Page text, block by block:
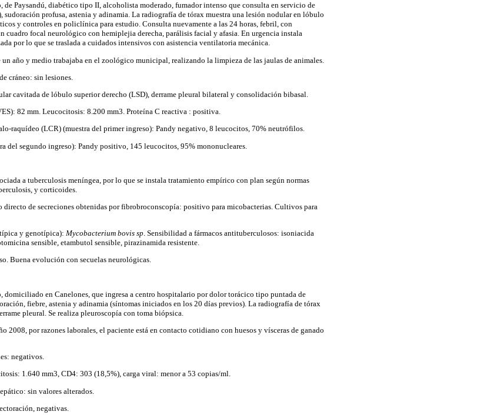
de Paysandú, diabético tipo II, alcoholista moderado, fumador intenso que consulta en servicio de
sudoración profusa, astenia y adinamia. La radiografía de tórax muestra una lesión nodular en lóbulo
y controles en policlínica para estudio. Consulta nuevamente a las 24 horas, febril, con
cuadro focal neurológico con hemiplejia derecha, parálisis facial y afasia. En urgencia instala
por lo que se traslada a cuidados intensivos con asistencia ventilatoria mecánica.
un año y medio trabajaba en el zoológico municipal, realizando la limpieza de las jaulas de animales.
cráneo: sin lesiones.
cavitada de lóbulo superior derecho (LSD), derrame pleural bilateral y consolidación bibasal.
82 mm. Leucocitosis: 8.200 mm3. Proteína C reactiva : positiva.
raquídeo (LCR) (muestra del primer ingreso): Pandy negativo, 8 leucocitos, 70% neutrófilos.
del segundo ingreso): Pandy positivo, 145 leucocitos, 95% mononucleares.
a tuberculosis meníngea, por lo que se instala tratamiento empírico con plan según normas
y corticoides.
de secreciones obtenidas por fibrobroconscopía: positivo para micobacterias. Cultivos para
y genotípica): Mycobacterium bovis sp. Sensibilidad a fármacos antituberculosos: isoniacida
sensible, etambutol sensible, pirazinamida resistente.
Buena evolución con secuelas neurológicas.
domiciliado en Canelones, que ingresa a centro hospitalario por dolor torácico tipo puntada de
fiebre, astenia y adinamia (síntomas iniciados en los 20 días previos). La radiografía de tórax
pleural. Se realiza pleuroscopía con toma biópsica.
2008, por razones laborales, el paciente está en contacto cotidiano con huesos y vísceras de ganado
negativos.
1.640 mm3, CD4: 303 (18,5%), carga viral: menor a 53 copias/ml.
sin valores alterados.
negativas.